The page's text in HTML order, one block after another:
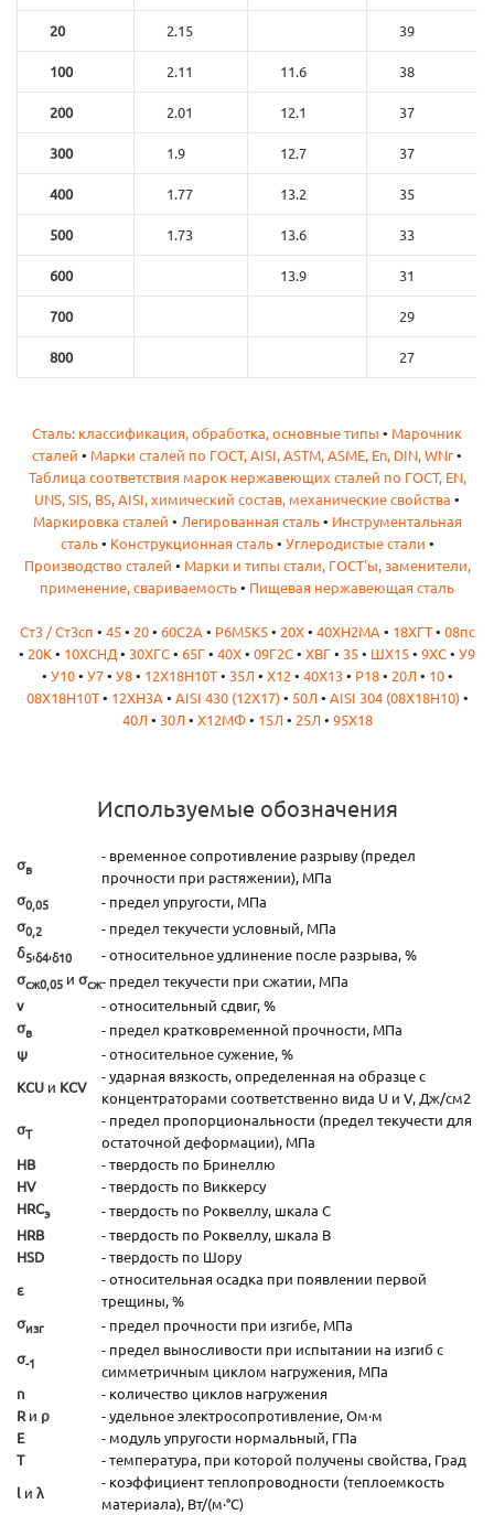
20 2.15 39
100 2.11 11.6 38
200 2.01 12.1 37
300 1.9 12.7 37
400 1.77 13.2 35
500 1.73 13.6 33
600 13.9 31
700 29
800 27
Сталь: классификация, обработка, основные типы • Марочник
сталей • Марки сталей по ГОСТ, AISI, ASTM, ASME, En, DIN, WNr•
Таблица соответствия марок нержавеющих сталей по ГОСТ, EN,
UNS, SIS, BS, AISI, химический состав, механические свойства •
Маркировка сталей • Легированная сталь• Инструментальная
сталь• Конструкционная сталь• Углеродистые стали •
Производство сталей • Марки и типы стали, ГОСТ'ы, заменители,
применение, свариваемость• Пищевая нержавеющая сталь
Ст3 / Ст3сп • 45• 20• 60С2А • Р6М5К5• 20Х• 40ХН2МА • 18ХГТ• 08пс
• 20К• 10ХСНД • 30ХГС• 65Г• 40Х• 09Г2С• ХВГ• 35• ШХ15• 9ХС• У9
• У10• У7• У8• 12Х18Н10Т• 35Л • Х12 • 40Х13• Р18• 20Л • 10•
08Х18Н10Т• 12ХН3А • AISI 430 (12Х17)• 50Л • AISI 304 (08Х18Н10)•
40Л • 30Л • Х12МФ• 15Л • 25Л • 95Х18
Используемые обозначения
σв
- временное сопротивление разрыву (предел
прочности при растяжении), МПа
σ0,05
- предел упругости, МПа
σ0,2
- предел текучести условный, МПа
δ5,δ4,δ10
- относительное удлинение после разрыва, %
σсж0,05 и σсж- предел текучести при сжатии, МПа
ν
- относительный сдвиг, %
σв
- предел кратковременной прочности, МПа
ψ
- относительное сужение, %
KCU и KCV
- ударная вязкость, определенная на образце с
концентраторами соответственно вида U и V, Дж/см2
σT
- предел пропорциональности (предел текучести для
остаточной деформации), МПа
HB
- твердость по Бринеллю
HV
- твердость по Виккерсу
HRCэ
- твердость по Роквеллу, шкала С
HRB
- твердость по Роквеллу, шкала В
HSD
- твердость по Шору
ε
- относительная осадка при появлении первой
трещины, %
σизг
- предел прочности при изгибе, МПа
σ-1
- предел выносливости при испытании на изгиб с
симметричным циклом нагружения, МПа
n
- количество циклов нагружения
R и ρ
- удельное электросопротивление, Ом·м
E
- модуль упругости нормальный, ГПа
T
- температура, при которой получены свойства, Град
l и λ
- коэффициент теплопроводности (теплоемкость
материала), Вт/(м·°С)